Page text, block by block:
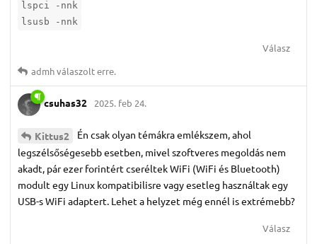
lspci -nnk
lsusb -nnk
Válasz
admhválaszolt erre.
csuhas32 2025. feb 24.
Kittus2
Én csak olyan témákra emlékszem, ahol
legszélsőségesebb esetben, mivel szoftveres megoldás nem
akadt, pár ezer forintért cseréltek WiFi (WiFi és Bluetooth)
modult egy Linux kompatibilisre vagy esetleg használtak egy
USB-s WiFi adaptert. Lehet a helyzet még ennél is extrémebb?
Válasz